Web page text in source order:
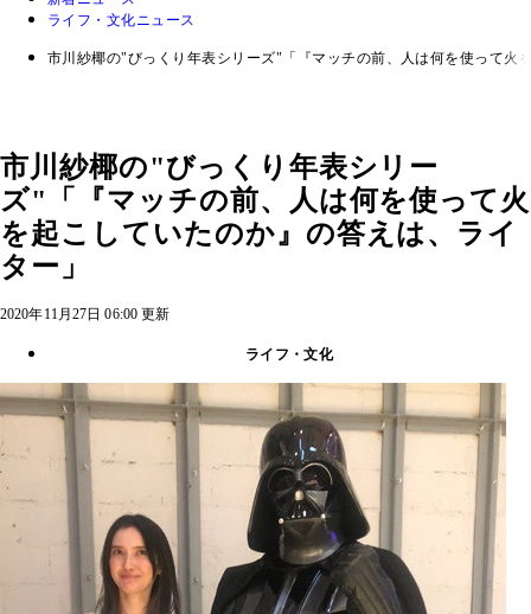
ライフ・文化ニュース
市川紗椰の"びっくり年表シリーズ"「『マッチの前、人は何を使って火
市川紗椰の"びっくり年表シリー
ズ"「『マッチの前、人は何を使って火
を起こしていたのか』の答えは、ライ
ター」
2020年11月27日 06:00 更新
ライフ・文化